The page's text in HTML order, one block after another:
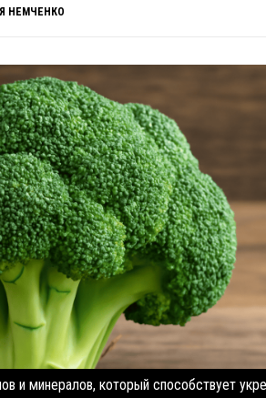
НЕМЧЕНКО
и минералов, который способствует